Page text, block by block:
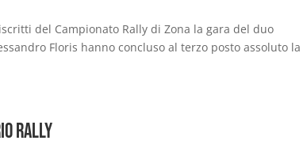
del Campionato Rally di Zona la gara del duo
Floris hanno concluso al terzo posto assoluto la
Rally